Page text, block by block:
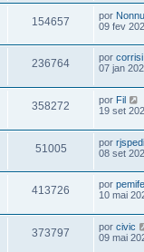
154657 por
09 fev
236764 por corrisi
07 jan
358272 por Fil
19 set
51005 por
08 set
413726 por
10 mai
373797 por civic
09 mai